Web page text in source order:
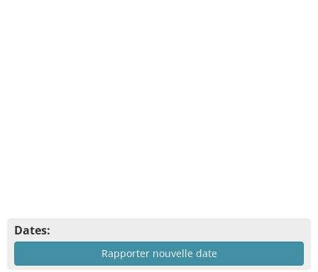
Dates:
Rapporter nouvelle date